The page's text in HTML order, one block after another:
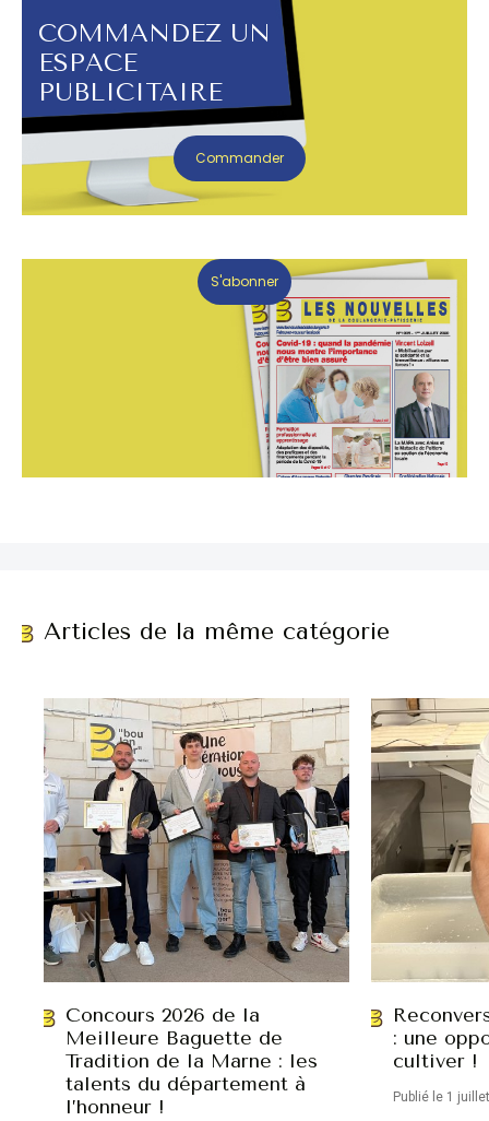
COMMANDEZ UN
ESPACE
PUBLICITAIRE
Commander
S'abonner
Articles de la même catégorie
Concours 2026 de la
Meilleure Baguette de
Tradition de la Marne : les
talents du département à
l’honneur !
: une
cultiver !
Publié le 1